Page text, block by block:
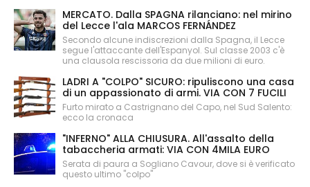
MERCATO. Dalla SPAGNA rilanciano: nel mirino
del Lecce l'ala MARCOS FERNÁNDEZ
Secondo alcune indiscrezioni dalla Spagna, il Lecce
segue l'attaccante dell'Espanyol. Sul classe 2003 c'è
una clausola rescissoria da due milioni di euro.
LADRI A "COLPO" SICURO: ripuliscono una casa
di un appassionato di armi. VIA CON 7 FUCILI
Furto mirato a Castrignano del Capo, nel Sud Salento:
ecco la cronaca
"INFERNO" ALLA CHIUSURA. All'assalto della
tabaccheria armati: VIA CON 4MILA EURO
Serata di paura a Sogliano Cavour, dove si è verificato
questo ultimo "colpo"